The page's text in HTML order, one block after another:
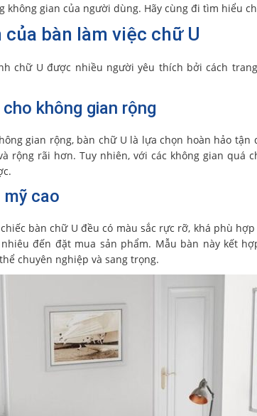
không gian của người dùng. Hãy cùng đi tìm hiểu
bàn làm việc chữ U
chữ U được nhiều người yêu thích bởi cách
không gian rộng
gian rộng, bàn chữ U là lựa chọn hoàn hảo
rộng rãi hơn. Tuy nhiên, với các không gian quá
cao
bàn chữ U đều có màu sắc rực rỡ, khá phù
đến đặt mua sản phẩm. Mẫu bàn này kết
chuyên nghiệp và sang trọng.